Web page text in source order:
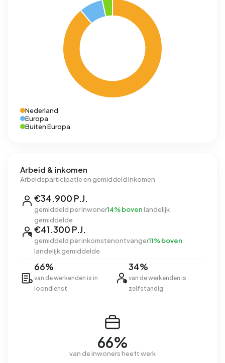
Nederland
Europa
Buiten Europa
Arbeid & inkomen
Arbeidsparticipatie en gemiddeld inkomen
€34.900 P.J.
gemiddeld per inwoner14% bovenlandelijk
gemiddelde
€41.300 P.J.
gemiddeld per inkomstenontvanger11% boven
landelijk gemiddelde
66%
van de werkenden is in
loondienst
34%
van de werkenden is
zelfstandig
66%
van de inwoners heeft werk